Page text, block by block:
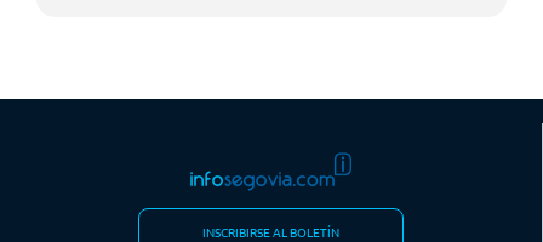
INSCRIBIRSE AL BOLETÍN